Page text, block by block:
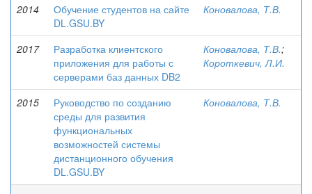
2014
Обучение студентов на сайте
DL.GSU.BY
Коновалова, Т.В.
2017
Разработка клиентского
приложения для работы с
серверами баз данных DB2
Коновалова, Т.В.;
Короткевич, Л.И.
2015
Руководство по созданию
среды для развития
функциональных
возможностей системы
дистанционного обучения
DL.GSU.BY
Коновалова, Т.В.